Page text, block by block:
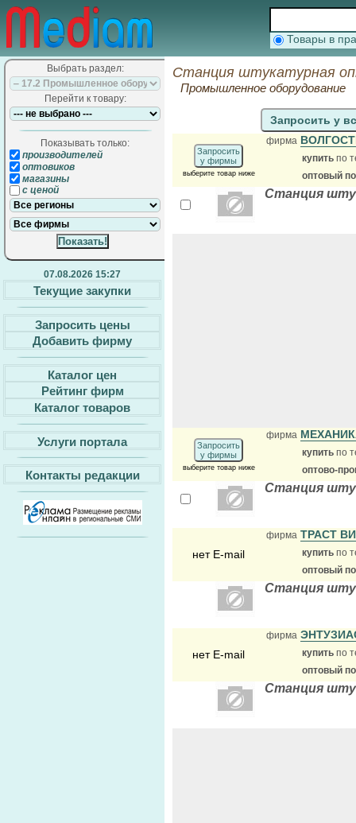
Товары в
Выбрать раздел:
Перейти к товару:
Показывать только:
производителей
оптовиков
магазины
с ценой
07.08.2026 15:27
Текущие закупки
Запросить цены
Добавить фирму
Каталог цен
Рейтинг фирм
Каталог товаров
Услуги портала
Контакты редакции
Станция штукатурная
Промышленное оборудование
Запросить у
Запросить
у фирмы
выберите товар ниже
фирма
купить по
оптовый
Станция
Запросить
у фирмы
выберите товар ниже
фирма
купить по
оптово-
Станция
нет E-mail
фирма ТРАСТ
купить по
оптовый
Станция
нет E-mail
фирма
купить по
оптовый
Станция